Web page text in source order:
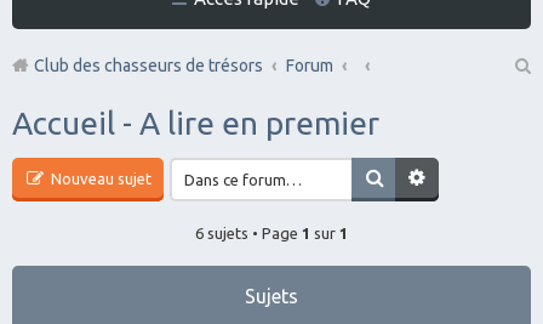
Club des chasseurs de trésors
Forum
Accueil - A lire en premier
Nouveau sujet
6 sujets • Page 1 sur 1
Sujets